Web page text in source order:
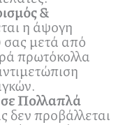
&
η άψογη
σας μετά από
πρωτόκολλα
Πολλαπλά
δεν προβάλλεται